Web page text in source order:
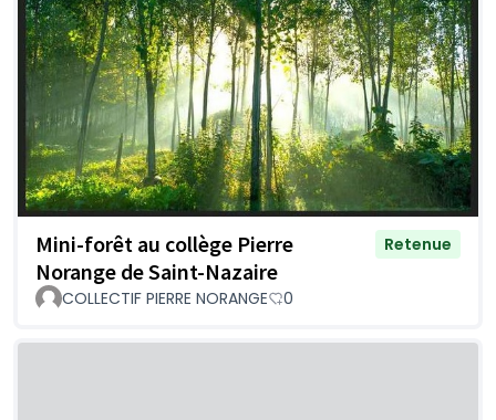
Mini-forêt au collège Pierre
Norange de Saint-Nazaire
Retenue
COLLECTIF PIERRE NORANGE 0